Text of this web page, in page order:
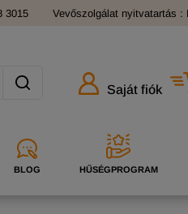
3015 Vevőszolgálat nyitvatartás :
Saját fiók
BLOG HŰSÉGPROGRAM